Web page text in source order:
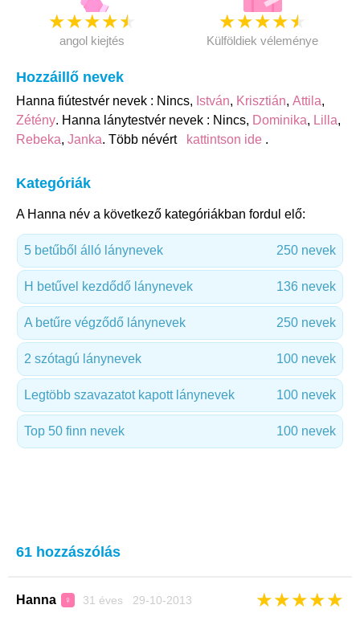
★★★★★
angol kiejtés
★★★★★
Külföldiek véleménye
Hozzáillő nevek
Hanna fiútestvér nevek : Nincs, István, Krisztián, Attila,
Zétény. Hanna lánytestvér nevek : Nincs, Dominika, Lilla,
Rebeka, Janka. Több névért kattintson ide .
Kategóriák
A Hanna név a következő kategóriákban fordul elő:
5 betűből álló lánynevek 250 nevek
H betűvel kezdődő lánynevek 136 nevek
A betűre végződő lánynevek 250 nevek
2 szótagú lánynevek 100 nevek
Legtöbb szavazatot kapott lánynevek 100 nevek
Top 50 finn nevek 100 nevek
61 hozzászólás
Hanna ♀ 31 éves 29-10-2013 ★★★★★